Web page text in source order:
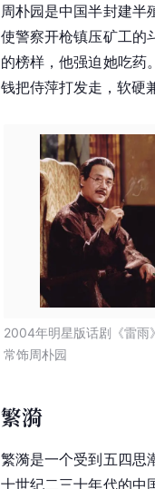
周朴园是中国半封建半
使警察开枪镇压矿工的
的榜样，他强迫她吃药
钱把侍萍打发走，软硬
2004年明星版话剧《雷雨
常饰周朴园
繁漪
繁漪是一个受到五四思
十世纪二三十年代的中